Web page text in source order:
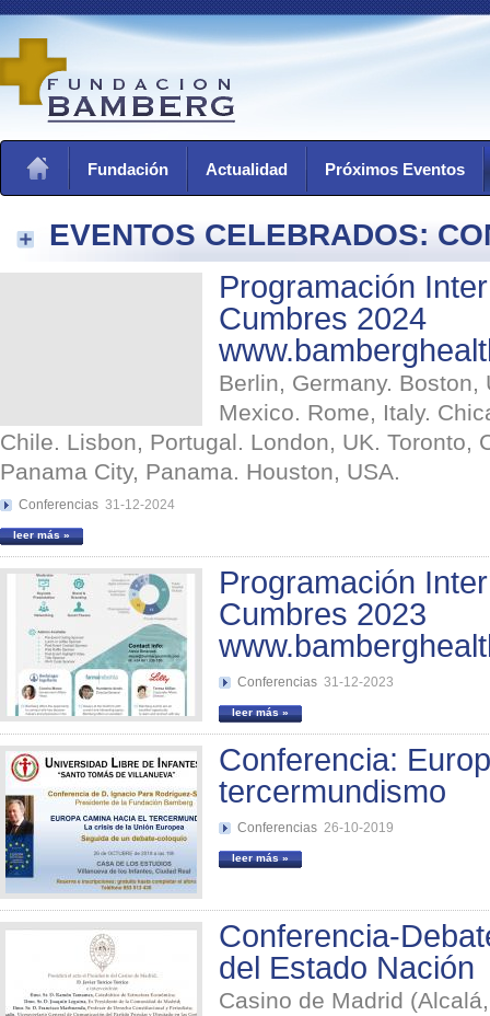
Fundación Actualidad Próximos Eventos
EVENTOS CELEBRADOS:
Programación
Cumbres 2024
Berlin, Germany. Boston,
Mexico. Rome, Italy.
Chile. Lisbon, Portugal. London, UK. Toronto,
Panama City, Panama. Houston, USA.
Conferencias 31-12-2024
leer más »
Programación
Cumbres 2023
Conferencias 31-12-2023
leer más »
Conferencia:
tercermundismo
Conferencias 26-10-2019
leer más »
Conferencia-
del Estado Nación
Casino de Madrid